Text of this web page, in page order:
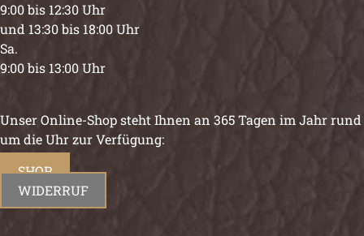
9:00 bis 12:30 Uhr
und 13:30 bis 18:00 Uhr
Sa.
9:00 bis 13:00 Uhr
Unser Online-Shop steht Ihnen an 365 Tagen im Jahr rund
um die Uhr zur Verfügung:
SHOP
WIDERRUF